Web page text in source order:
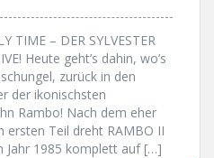
TIME – DER SYLVESTER
Heute geht’s dahin, wo’s
zurück in den
der ikonischsten
Rambo! Nach dem eher
ersten Teil dreht RAMBO II
Jahr 1985 komplett auf […]